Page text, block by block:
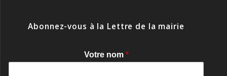
Abonnez-vous à la Lettre de la mairie
Votre nom *